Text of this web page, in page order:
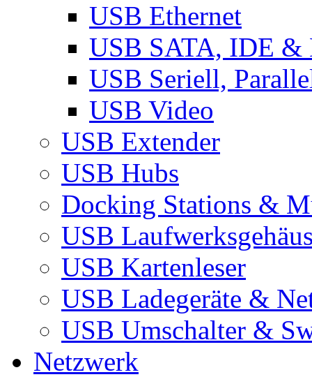
USB Ethernet
USB SATA, IDE &
USB Seriell,
USB Video
USB Extender
USB Hubs
Docking Stations &
USB
USB Kartenleser
USB Ladegeräte &
USB Umschalter &
Netzwerk